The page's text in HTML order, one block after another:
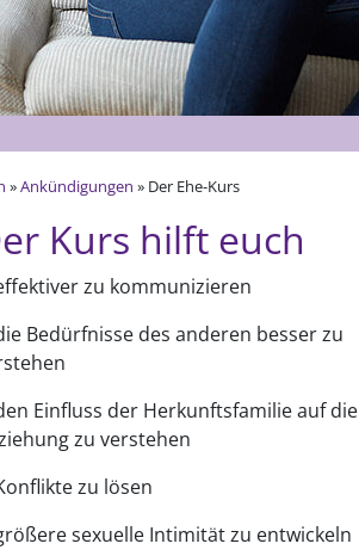
»Ankündigungen » Der Ehe-Kurs
Kurs hilft euch
zu kommunizieren
Bedürfnisse des anderen besser zu
Einfluss der Herkunftsfamilie auf die
zu verstehen
zu lösen
sexuelle Intimität zu entwickeln